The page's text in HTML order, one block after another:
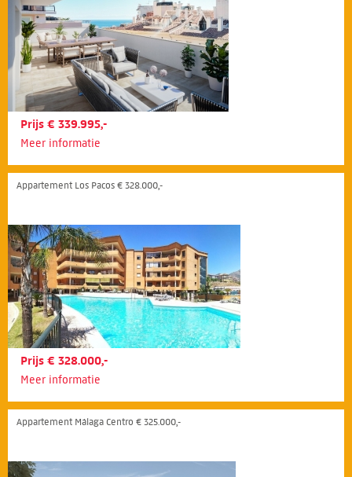
Prijs € 339.995,-
Meer informatie
Appartement Los Pacos € 328.000,-
Prijs € 328.000,-
Meer informatie
Appartement Málaga Centro € 325.000,-